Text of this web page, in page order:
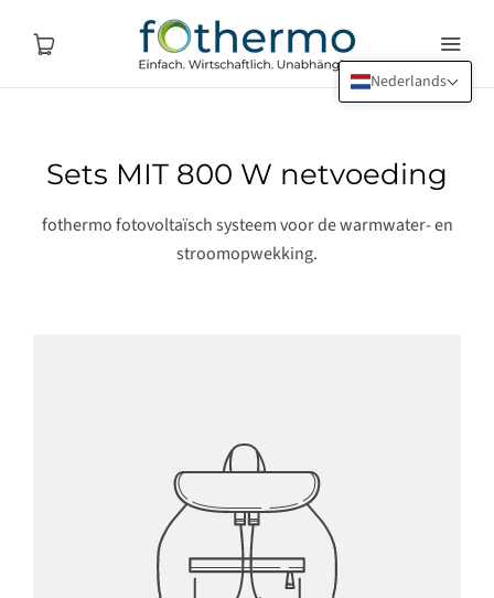
Nederlands
Sets MIT 800 W netvoeding
fothermo fotovoltaïsch systeem voor de warmwater- en
stroomopwekking.